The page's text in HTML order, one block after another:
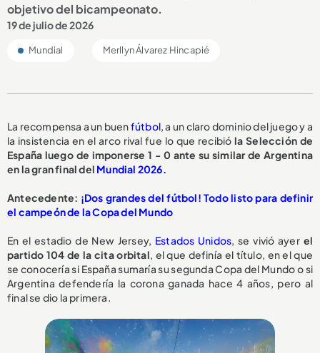
objetivo del bicampeonato.
19 de julio de 2026
Mundial Merllyn Álvarez Hincapié
La recompensa a un buenfútbol, a un claro dominio del juego y a
la insistencia en el arco rival fue lo que recibióla Selección de
España luego de imponerse 1 - 0 ante su similar de Argentina
en la gran final del Mundial 2026.
Antecedente: ¡Dos grandes del fútbol! Todo listo para definir
el campeón de la Copa del Mundo
En el estadio de New Jersey, Estados Unidos, se vivió ayerel
partido 104 de la cita orbital, el que definía el título, en el que
se conocería si España sumaría su segunda Copa del Mundo o si
Argentina defendería la corona ganada hace 4 años, pero al
final se dio la primera.